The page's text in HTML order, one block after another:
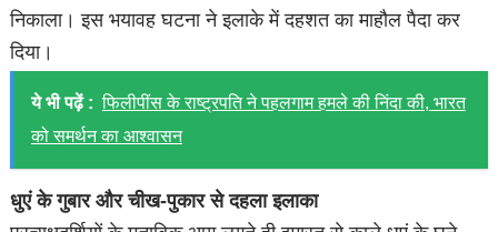
निकाला। इस भयावह घटना ने इलाके में दहशत का माहौल पैदा कर
दिया।
ये भी पढ़ें : फिलीपींस के राष्ट्रपति ने पहलगाम हमले की निंदा की, भारत
को समर्थन का आश्वासन
धुएं के गुबार और चीख-पुकार से दहला इलाका